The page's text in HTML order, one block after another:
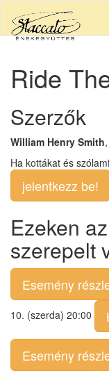
Ride
Szerzők
William Henry Smith
Ha kottákat és
jelentkezz be!
Ezeken
szerepelt
Esemény
10. (szerda) 20:00
Esemény